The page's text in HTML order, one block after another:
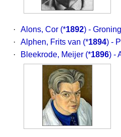
· Alons, Cor (*1892) -
·
Alphen, Frits van (*1894) -
·
Bleekrode, Meijer (*1896) -